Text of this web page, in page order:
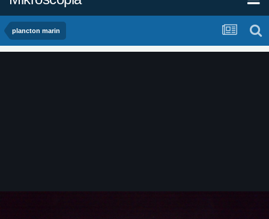
plancton marin